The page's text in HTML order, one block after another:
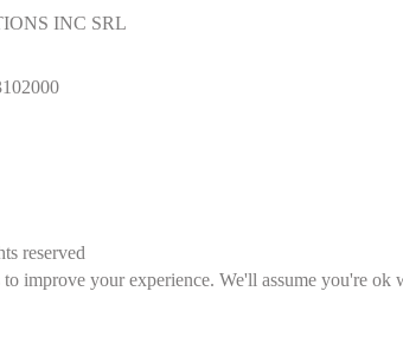
INC SRL
reserved
to improve your experience. We'll assume you're